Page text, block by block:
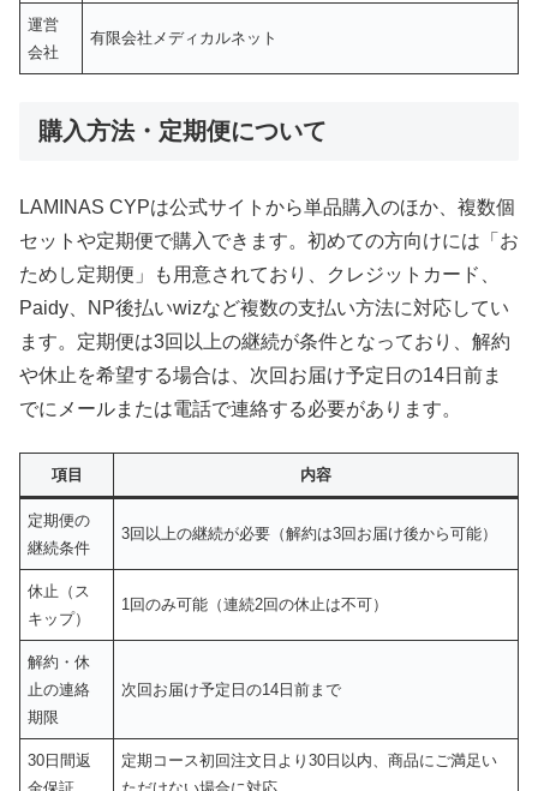
運営
会社
有限会社メディカルネット
購入方法・定期便について
LAMINAS CYPは公式サイトから単品購入のほか、複数個
セットや定期便で購入できます。初めての方向けには「お
ためし定期便」も用意されており、クレジットカード、
Paidy、NP後払いwizなど複数の支払い方法に対応してい
ます。定期便は3回以上の継続が条件となっており、解約
や休止を希望する場合は、次回お届け予定日の14日前ま
でにメールまたは電話で連絡する必要があります。
項目 内容
定期便の
継続条件
3回以上の継続が必要（解約は3回お届け後から可能）
休止（ス
キップ）
1回のみ可能（連続2回の休止は不可）
解約・休
止の連絡
期限
次回お届け予定日の14日前まで
30日間返
定期コース初回注文日より30日以内、商品にご満足い